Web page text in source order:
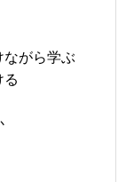
ながら学ぶ
る